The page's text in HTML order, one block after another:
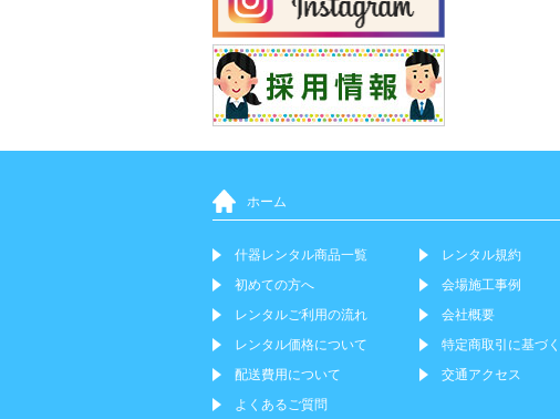
ホーム
什器レンタル商品一覧
初めての方へ
レンタルご利用の流れ
レンタル価格について
配送費用について
よくあるご質問
レンタル規約
会場施工事例
会社概要
特定商取引に基づ
交通アクセス